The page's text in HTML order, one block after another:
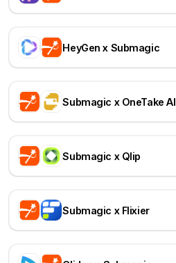
HeyGen x Submagic
Submagic x OneTake AI
Submagic x Qlip
Submagic x Flixier